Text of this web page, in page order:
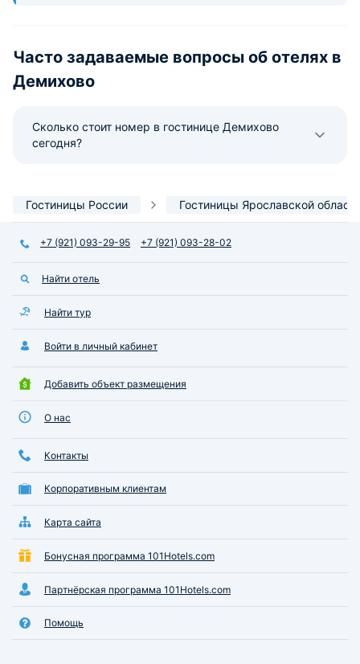
Часто задаваемые вопросы об отелях в
Демихово
Сколько стоит номер в гостинице Демихово
сегодня?
Гостиницы России Гостиницы Ярославской
+7 (921) 093-29-95 +7 (921) 093-28-02
Найти отель
Найти тур
Войти в личный кабинет
Добавить объект размещения
О нас
Контакты
Корпоративным клиентам
Карта сайта
Бонусная программа 101Hotels.com
Партнёрская программа 101Hotels.com
Помощь